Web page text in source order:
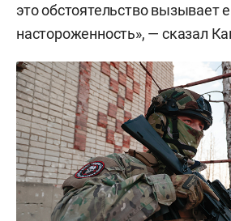
это обстоятельство
настороженность», — сказал